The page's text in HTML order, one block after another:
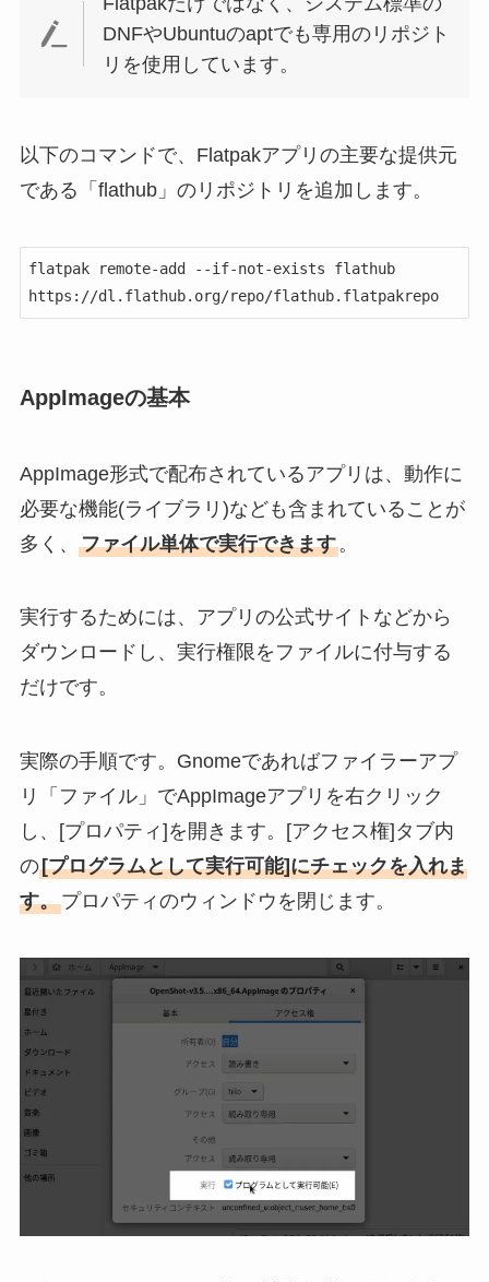
DNFやUbuntuのaptでも専用のリポジト
リを使用しています。
以下のコマンドで、Flatpakアプリの主要な提供元
である「flathub」のリポジトリを追加します。
flatpak remote-add --if-not-exists flathub
https://dl.flathub.org/repo/flathub.flatpakrepo
AppImageの基本
AppImage形式で配布されているアプリは、動作に
必要な機能(ライブラリ)なども含まれていることが
多く、 ファイル単体で実行できます。
実行するためには、アプリの公式サイトなどから
ダウンロードし、実行権限をファイルに付与する
だけです。
実際の手順です。Gnomeであればファイラーアプ
リ「ファイル」でAppImageアプリを右クリック
し、[プロパティ]を開きます。[アクセス権]タブ内
の[プログラムとして実行可能]にチェックを入れま
す。プロパティのウィンドウを閉じます。